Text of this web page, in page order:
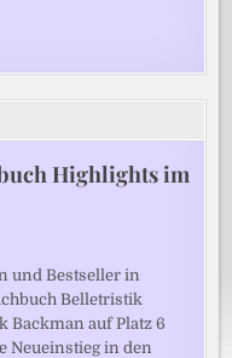
Highlights im
und Bestseller in
Belletristik
Backman auf Platz 6
Neueinstieg in den